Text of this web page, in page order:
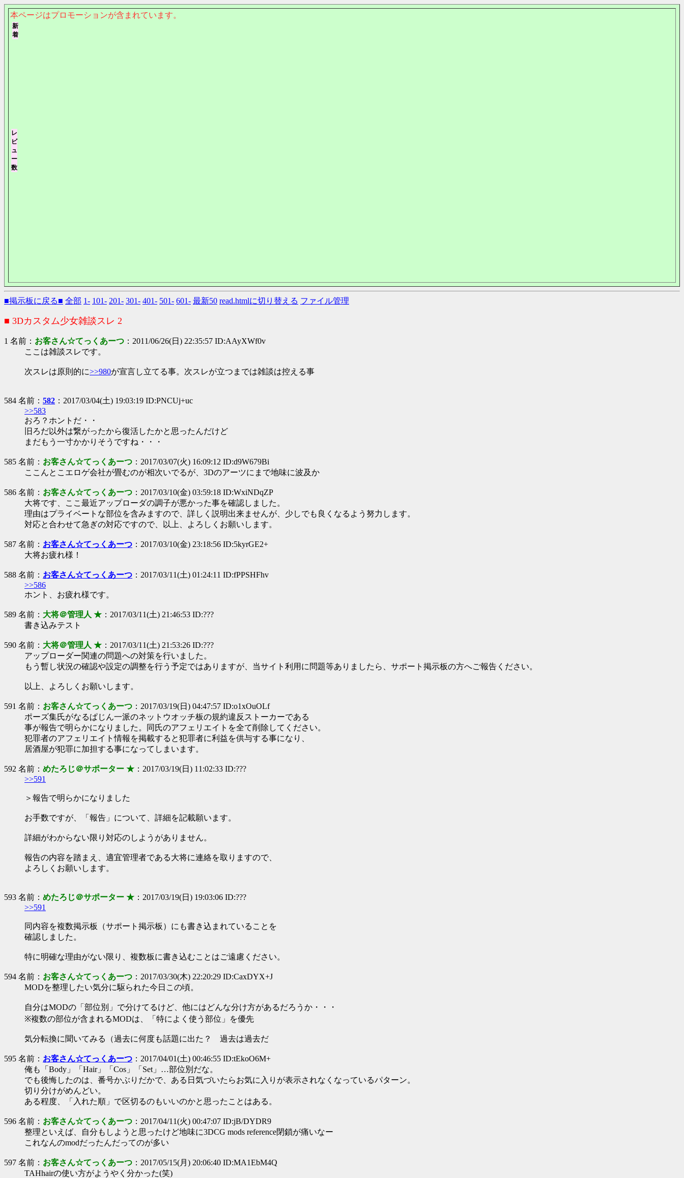
本ページはプロモーションが含まれています。
■掲示板に戻る■ 全部 1- 101- 201- 301- 401- 501- 601- 最新50 read.htmlに切り替える ファイル管理
■ 3Dカスタム少女雑談スレ 2
1 名前： お客さん☆てっくあーつ ：2011/06/26(日) 22:35:57 ID:AAyXWf0v
ここは雑談スレです。
次スレは原則的に>>980が宣言し立てる事。次スレが立つまでは雑談は控える事
584 名前： 582 ：2017/03/04(土) 19:03:19 ID:PNCUj+uc
>>583
おろ？ホントだ・・
旧ろだ以外は繋がったから復活したかと思ったんだけど
まだもう一寸かかりそうですね・・・
585 名前： お客さん☆てっくあーつ ：2017/03/07(火) 16:09:12 ID:d9W679Bi
ここんとこエロゲ会社が畳むのが相次いでるが、3Dのアーツにまで地味に波及か
586 名前： お客さん☆てっくあーつ ：2017/03/10(金) 03:59:18 ID:WxiNDqZP
大将です、ここ最近アップローダの調子が悪かった事を確認しました。
理由はプライベートな部位を含みますので、詳しく説明出来ませんが、少しでも良くなるよう努力します。
対応と合わせて急ぎの対応ですので、以上、よろしくお願いします。
587 名前： お客さん☆てっくあーつ ：2017/03/10(金) 23:18:56 ID:5kyrGE2+
大将お疲れ様！
588 名前： お客さん☆てっくあーつ ：2017/03/11(土) 01:24:11 ID:fPPSHFhv
>>586
ホント、お疲れ様です。
589 名前： 大将＠管理人 ★ ：2017/03/11(土) 21:46:53 ID:???
書き込みテスト
590 名前： 大将＠管理人 ★ ：2017/03/11(土) 21:53:26 ID:???
アップローダー関連の問題への対策を行いました。
もう暫し状況の確認や設定の調整を行う予定ではありますが、当サイト利用に問題等ありましたら、サポート掲示板の方へご報告ください。
以上、よろしくお願いします。
591 名前： お客さん☆てっくあーつ ：2017/03/19(日) 04:47:57 ID:o1xOuOLf
ポーズ集氏がなるぱじん一派のネットウオッチ板の規約違反ストーカーである
事が報告で明らかになりました。同氏のアフェリエイトを全て削除してください。
犯罪者のアフェリエイト情報を掲載すると犯罪者に利益を供与する事になり、
居酒屋が犯罪に加担する事になってしまいます。
592 名前： めたろじ＠サポーター ★ ：2017/03/19(日) 11:02:33 ID:???
>>591
＞報告で明らかになりました
お手数ですが、「報告」について、詳細を記載願います。
詳細がわからない限り対応のしようがありません。
報告の内容を踏まえ、適宜管理者である大将に連絡を取りますので、
よろしくお願いします。
593 名前： めたろじ＠サポーター ★ ：2017/03/19(日) 19:03:06 ID:???
>>591
同内容を複数掲示板（サポート掲示板）にも書き込まれていることを
確認しました。
特に明確な理由がない限り、複数板に書き込むことはご遠慮ください。
594 名前： お客さん☆てっくあーつ ：2017/03/30(木) 22:20:29 ID:CaxDYX+J
MODを整理したい気分に駆られた今日この頃。
自分はMODの「部位別」で分けてるけど、他にはどんな分け方があるだろうか・・・
※複数の部位が含まれるMODは、「特によく使う部位」を優先
気分転換に聞いてみる（過去に何度も話題に出た？ 過去は過去だ
595 名前： お客さん☆てっくあーつ ：2017/04/01(土) 00:46:55 ID:tEkoO6M+
俺も「Body」「Hair」「Cos」「Set」…部位別だな。
でも後悔したのは、番号かぶりだかで、ある日気づいたらお気に入りが表示されなくなっているパターン。
切り分けがめんどい。
ある程度、「入れた順」で区切るのもいいのかと思ったことはある。
596 名前： お客さん☆てっくあーつ ：2017/04/11(火) 00:47:07 ID:jB/DYDR9
整理といえば、自分もしようと思ったけど地味に3DCG mods reference閉鎖が痛いなー
これなんのmodだったんだってのが多い
597 名前： お客さん☆てっくあーつ ：2017/05/15(月) 20:06:40 ID:MA1EbM4Q
TAHhairの使い方がようやく分かった(笑)